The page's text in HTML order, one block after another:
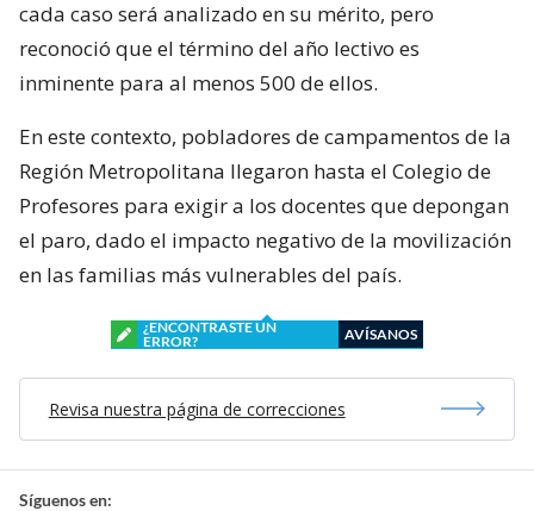
cada caso será analizado en su mérito, pero
reconoció que el término del año lectivo es
inminente para al menos 500 de ellos.
En este contexto, pobladores de campamentos de la
Región Metropolitana llegaron hasta el Colegio de
Profesores para exigir a los docentes que depongan
el paro, dado el impacto negativo de la movilización
en las familias más vulnerables del país.
¿ENCONTRASTE UN
ERROR?
AVÍSANOS
Revisa nuestra página de correcciones
Síguenos en: